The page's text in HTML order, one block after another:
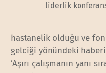
liderlik
hastanelik olduğu ve
geldiği yönündeki
‘Aşırı çalışmanın yanı